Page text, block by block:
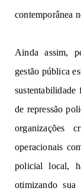
contemporânea
Ainda assim, p
de repressão
organizações
operacionais co
policial local,
otimizando sua